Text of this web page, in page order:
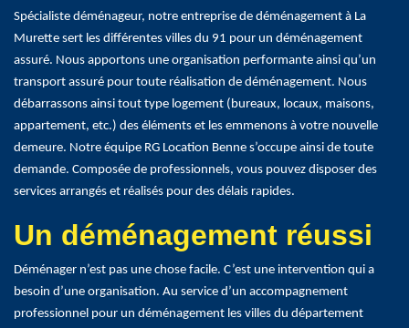
Spécialiste déménageur, notre entreprise de déménagement à La
Murette sert les différentes villes du 91 pour un déménagement
assuré. Nous apportons une organisation performante ainsi qu’un
transport assuré pour toute réalisation de déménagement. Nous
débarrassons ainsi tout type logement (bureaux, locaux, maisons,
appartement, etc.) des éléments et les emmenons à votre nouvelle
demeure. Notre équipe RG Location Benne s’occupe ainsi de toute
demande. Composée de professionnels, vous pouvez disposer des
services arrangés et réalisés pour des délais rapides.
Un déménagement réussi
Déménager n’est pas une chose facile. C’est une intervention qui a
besoin d’une organisation. Au service d’un accompagnement
professionnel pour un déménagement les villes du département